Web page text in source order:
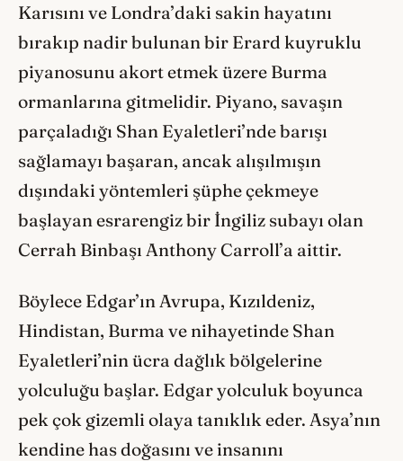
Karısını ve Londra’daki sakin hayatını
bırakıp nadir bulunan bir Erard kuyruklu
piyanosunu akort etmek üzere Burma
ormanlarına gitmelidir. Piyano, savaşın
parçaladığı Shan Eyaletleri’nde barışı
sağlamayı başaran, ancak alışılmışın
dışındaki yöntemleri şüphe çekmeye
başlayan esrarengiz bir İngiliz subayı olan
Cerrah Binbaşı Anthony Carroll’a aittir.
Böylece Edgar’ın Avrupa, Kızıldeniz,
Hindistan, Burma ve nihayetinde Shan
Eyaletleri’nin ücra dağlık bölgelerine
yolculuğu başlar. Edgar yolculuk boyunca
pek çok gizemli olaya tanıklık eder. Asya’nın
kendine has doğasını ve insanını